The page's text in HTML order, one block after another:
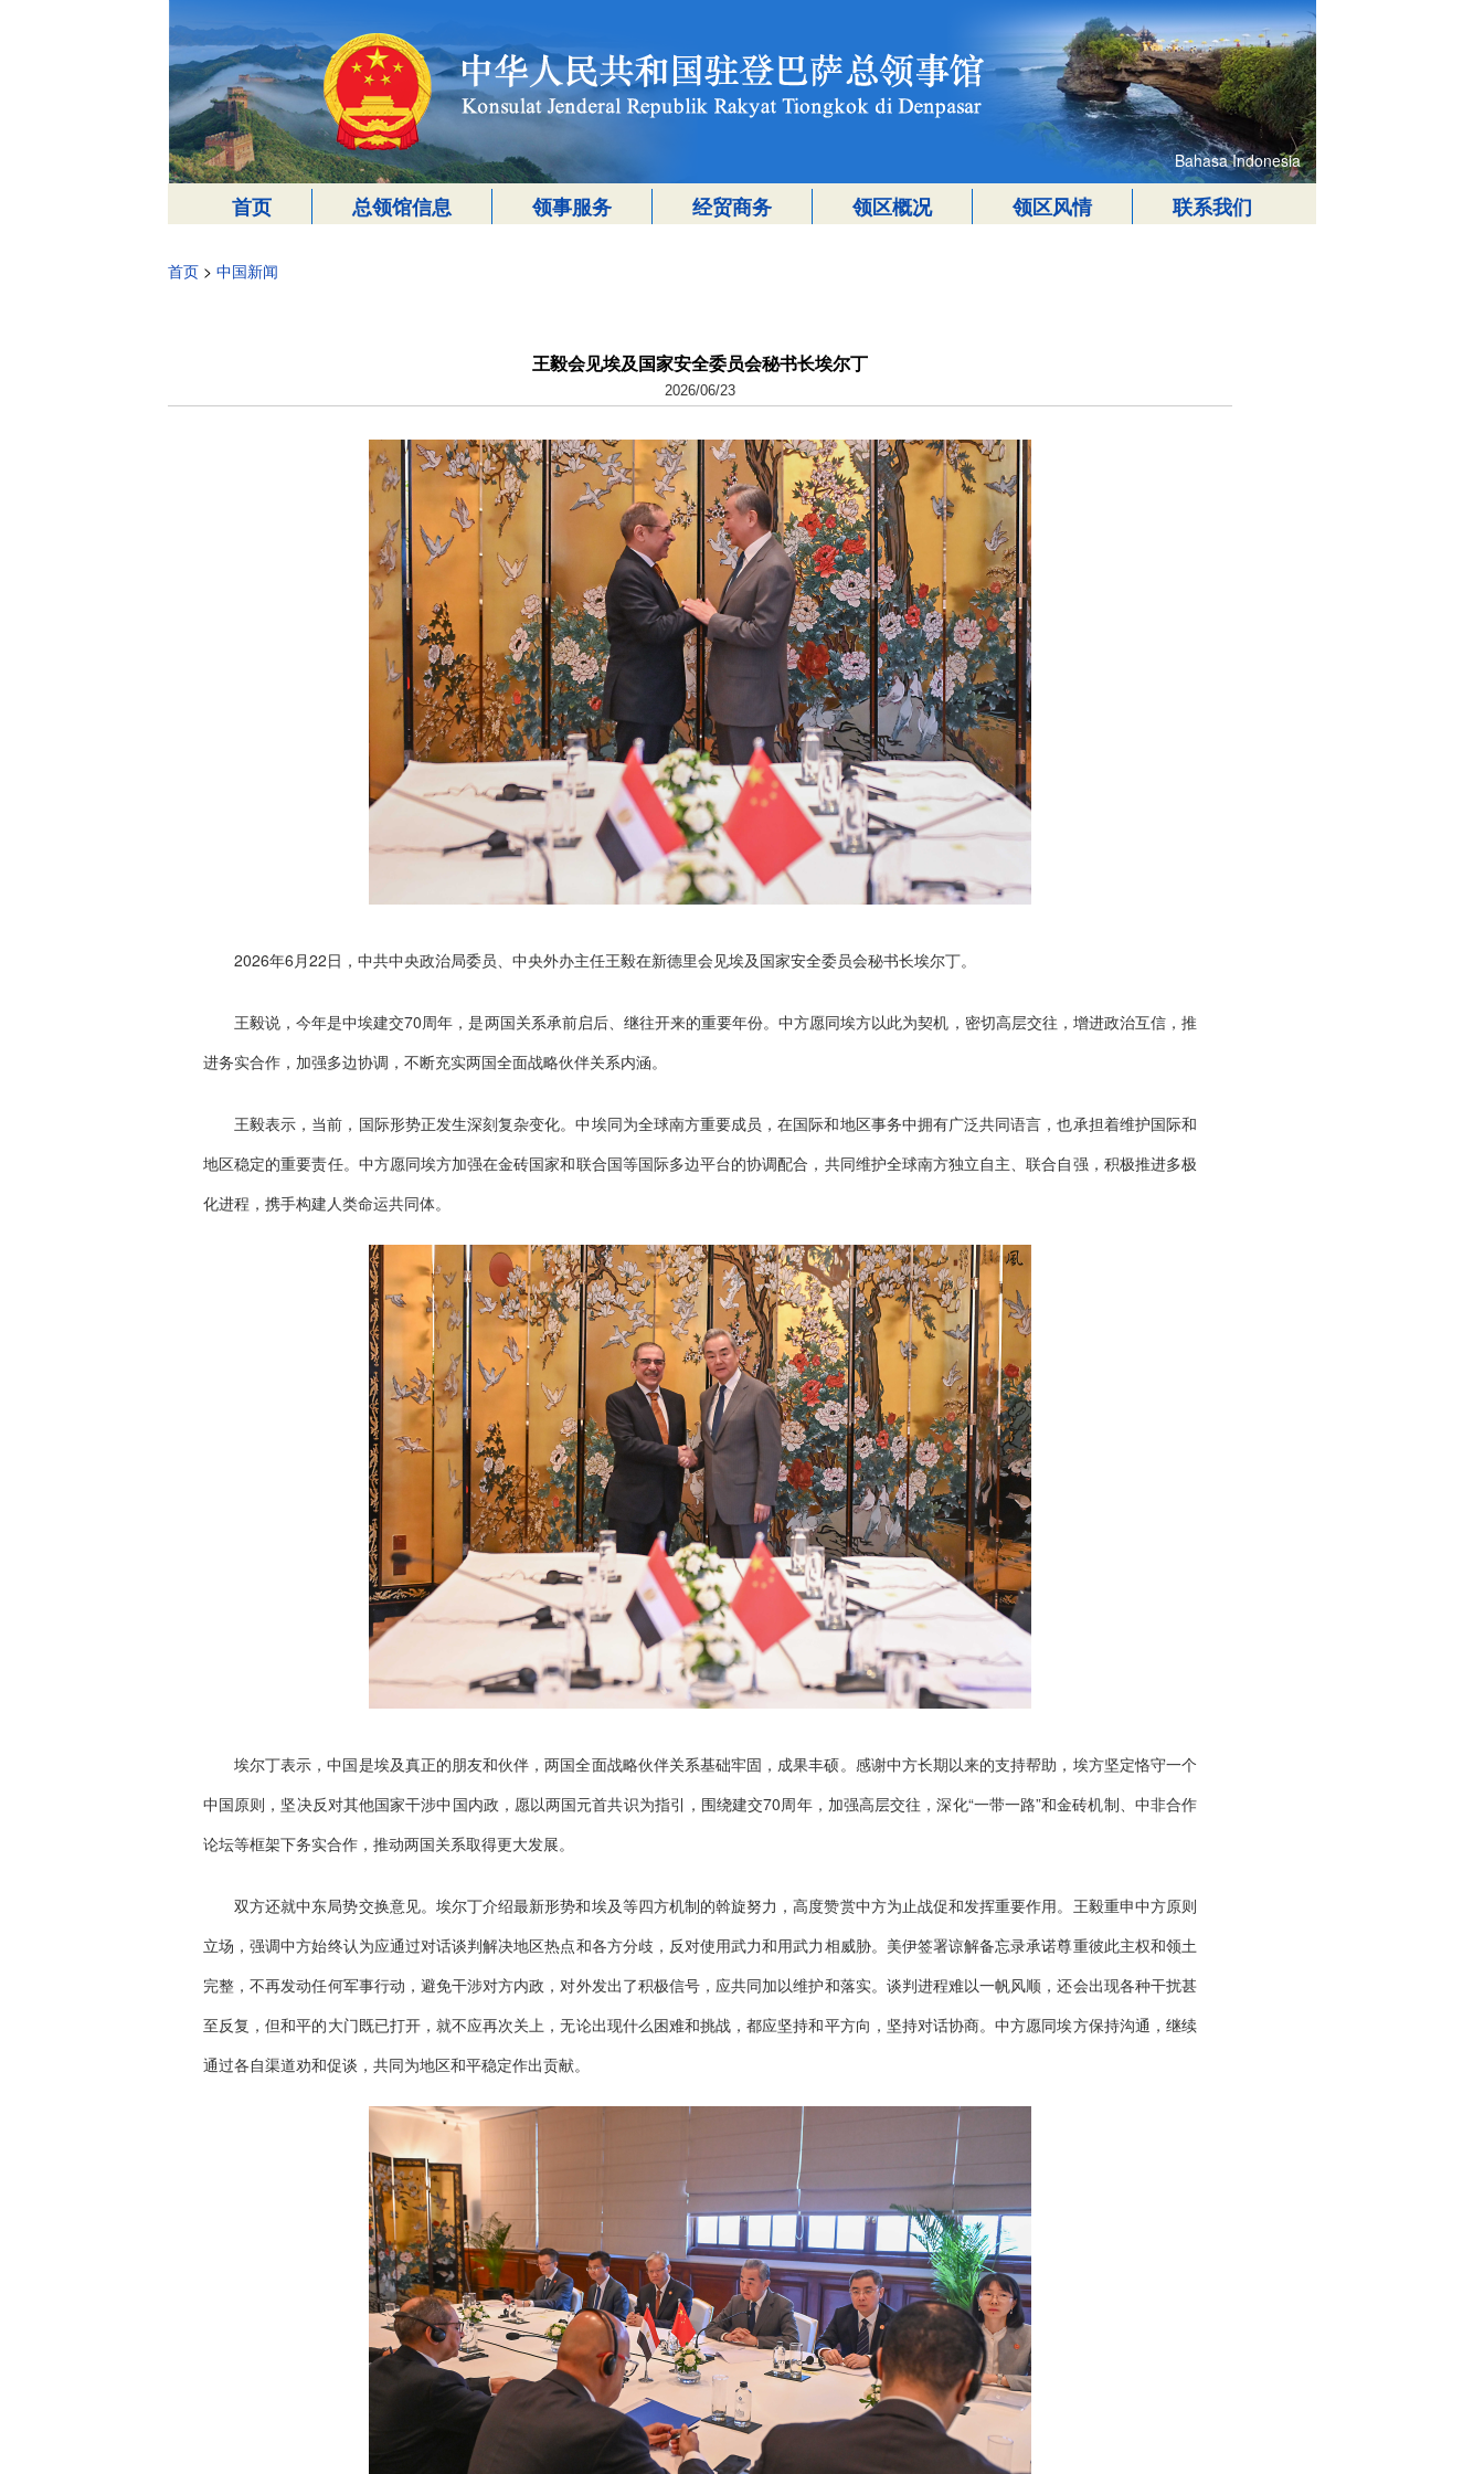
Bahasa Indonesia
首页 总领馆信息 领事服务 经贸商务 领区概况 领区风情 联系我们
首页 > 中国新闻
王毅会见埃及国家安全委员会秘书长埃尔丁
2026/06/23
2026年6月22日，中共中央政治局委员、中央外办主任王毅在新德里会见埃及国家安全委员会秘书长埃尔丁。
王毅说，今年是中埃建交70周年，是两国关系承前启后、继往开来的重要年份。中方愿同埃方以此为契机，密切高层交往，增进政治互信，推
进务实合作，加强多边协调，不断充实两国全面战略伙伴关系内涵。
王毅表示，当前，国际形势正发生深刻复杂变化。中埃同为全球南方重要成员，在国际和地区事务中拥有广泛共同语言，也承担着维护国际和
地区稳定的重要责任。中方愿同埃方加强在金砖国家和联合国等国际多边平台的协调配合，共同维护全球南方独立自主、联合自强，积极推进多极
化进程，携手构建人类命运共同体。
埃尔丁表示，中国是埃及真正的朋友和伙伴，两国全面战略伙伴关系基础牢固，成果丰硕。感谢中方长期以来的支持帮助，埃方坚定恪守一个
中国原则，坚决反对其他国家干涉中国内政，愿以两国元首共识为指引，围绕建交70周年，加强高层交往，深化“一带一路”和金砖机制、中非合作
论坛等框架下务实合作，推动两国关系取得更大发展。
双方还就中东局势交换意见。埃尔丁介绍最新形势和埃及等四方机制的斡旋努力，高度赞赏中方为止战促和发挥重要作用。王毅重申中方原则
立场，强调中方始终认为应通过对话谈判解决地区热点和各方分歧，反对使用武力和用武力相威胁。美伊签署谅解备忘录承诺尊重彼此主权和领土
完整，不再发动任何军事行动，避免干涉对方内政，对外发出了积极信号，应共同加以维护和落实。谈判进程难以一帆风顺，还会出现各种干扰甚
至反复，但和平的大门既已打开，就不应再次关上，无论出现什么困难和挑战，都应坚持和平方向，坚持对话协商。中方愿同埃方保持沟通，继续
通过各自渠道劝和促谈，共同为地区和平稳定作出贡献。